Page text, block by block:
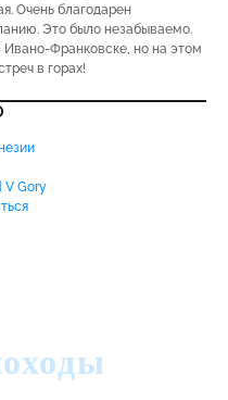
Очень благодарен
Это было незабываемо.
Франковске, но на этом
в горах!
V Gory